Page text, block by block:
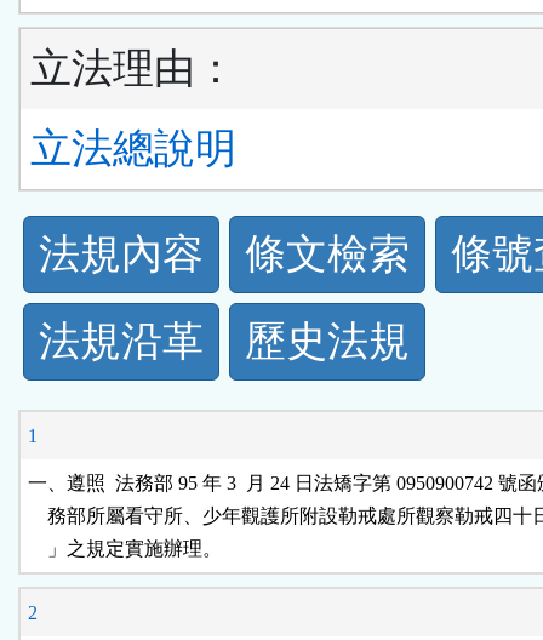
立法理由：
立法總說明
法
規
功
能
按
鈕
區
法規內容 條文檢索
條
法規沿革
歷史法規
1
一、遵照  法務部 95 年 3  月 24 日法矯字第 0950900742 號
務部所屬看守所、少年觀護所附設勒戒處所觀察勒戒四十
    」之規定實施辦理。
2